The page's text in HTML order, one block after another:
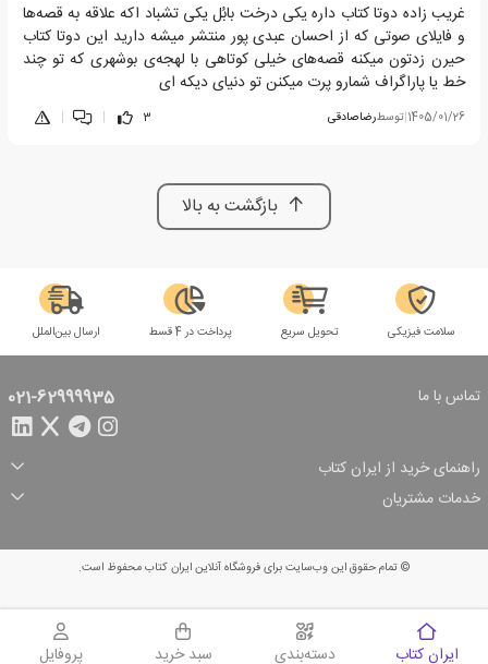
غریب زاده دوتا کتاب داره یکی درخت بابُل یکی تشباد اکه علاقه به قصه‌ها
و فایلای صوتی که از احسان عبدی پور منتشر میشه دارید این دوتا کتاب
حیرن زدتون میکنه قصه‌های خیلی کوتاهی با لهجه‌ی بوشهری که تو چند
خط یا پاراگراف شمارو پرت میکنن تو دنیای دیکه ای
1405/01/26
|توسطرضاصادقی 3
|
|
بازگشت به بالا
سلامت فیزیکی تحویل سریع پرداخت در 4 قسط ارسال بین‌الملل
تماس با ما 021-62999935
راهنمای خرید از ایران کتاب
ثبت سفارش
شرایط ارسال سفارش
شیوه پرداخت
تخفیف‌های خرید
خدمات مشتریان
© تمام حقوق این وب‌سایت برای فروشگاه آنلاین ایران کتاب محفوظ است.
ایران کتاب دسته‌بندی
سبد خرید
سبد خرید پروفایل